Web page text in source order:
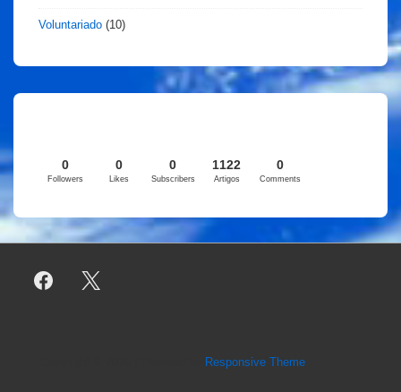
Voluntariado (10)
0
Followers
0
Likes
0
Subscribers
1122
Artigos
0
Comments
Responsive Theme